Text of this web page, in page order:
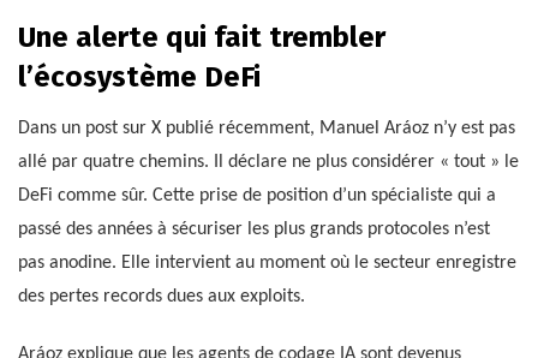
Une alerte qui fait trembler
l’écosystème DeFi
Dans un post sur X publié récemment, Manuel Aráoz n’y est pas
allé par quatre chemins. Il déclare ne plus considérer « tout » le
DeFi comme sûr. Cette prise de position d’un spécialiste qui a
passé des années à sécuriser les plus grands protocoles n’est
pas anodine. Elle intervient au moment où le secteur enregistre
des pertes records dues aux exploits.
Aráoz explique que les agents de codage IA sont devenus